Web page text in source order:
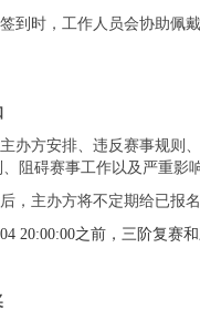
到时，工作人员会协助佩
办方安排、违反赛事规则
阻碍赛事工作以及严重影
，主办方将不定期给已报
04 20:00:00之前，三阶复赛